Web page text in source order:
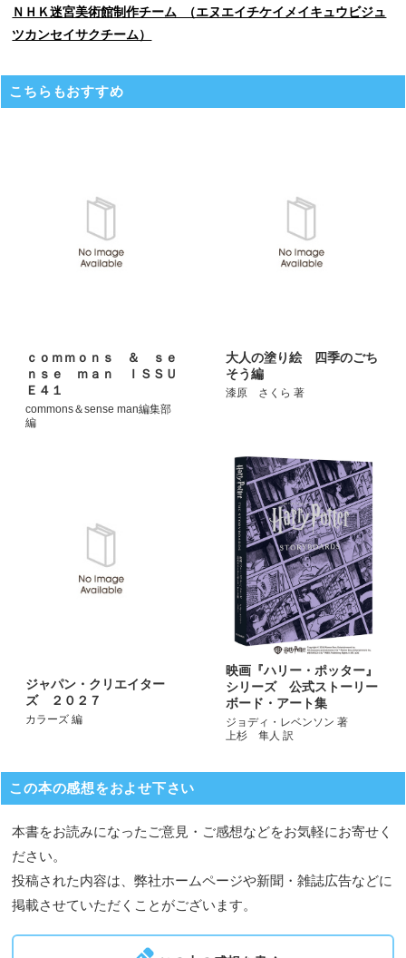
ＮＨＫ迷宮美術館制作チーム （エヌエイチケイメイキュウビジュ
ツカンセイサクチーム）
こちらもおすすめ
ｃｏｍｍｏｎｓ ＆ ｓｅ
ｎｓｅ ｍａｎ ＩＳＳＵ
Ｅ４１
commons＆sense man編集部
編
大人の塗り絵 四季のごち
そう編
漆原 さくら 著
ジャパン・クリエイター
ズ ２０２７
カラーズ 編
映画『ハリー・ポッター』
シリーズ 公式ストーリー
ボード・アート集
ジョディ・レベンソン 著
上杉 隼人 訳
この本の感想をおよせ下さい
本書をお読みになったご意見・ご感想などをお気軽にお寄せく
ださい。
投稿された内容は、弊社ホームページや新聞・雑誌広告などに
掲載させていただくことがございます。